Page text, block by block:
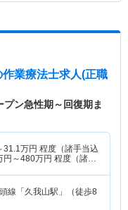
作業療法士求人(正職
プン急性期～回復期ま
31.1 万円 程度（諸手当込
円～480万円 程度（諸手
線「久我山駅」（徒歩8